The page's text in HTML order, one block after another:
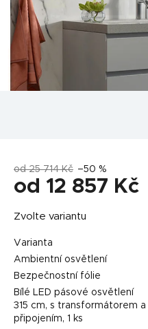
od 25 714 Kč –50 %
od 12 857 Kč
cena:
Zvolte variantu
Varianta
Ambientní osvětlení
Bezpečnostní fólie
Bílé LED pásové osvětlení
315 cm, s transformátorem a
připojením, 1 ks